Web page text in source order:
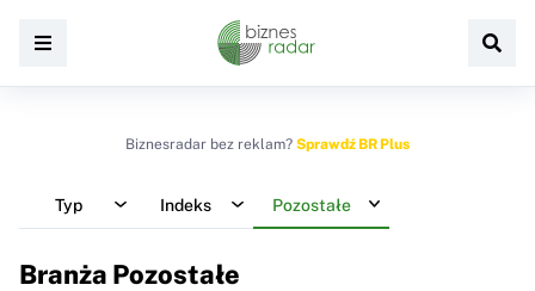
Biznesradar bez reklam? Sprawdź BR Plus
Typ Indeks Pozostałe
Branża Pozostałe